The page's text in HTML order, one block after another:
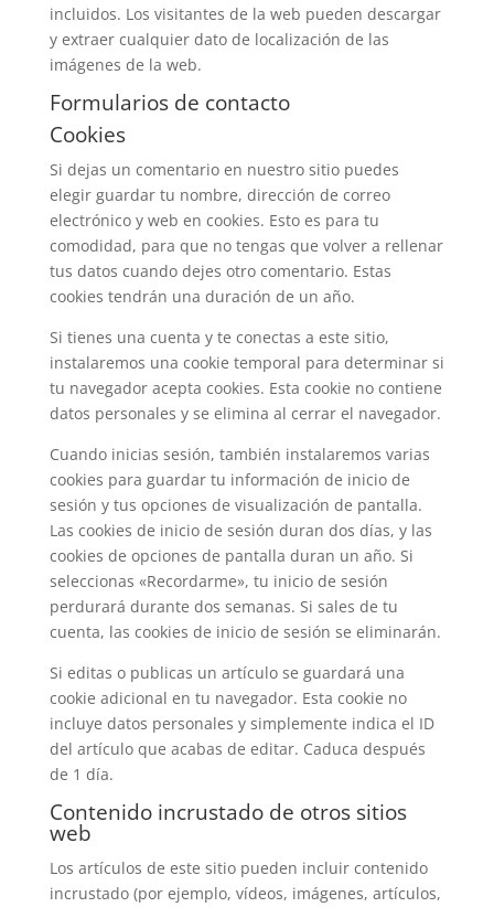
incluidos. Los visitantes de la web pueden descargar
y extraer cualquier dato de localización de las
imágenes de la web.
Formularios de contacto
Cookies
Si dejas un comentario en nuestro sitio puedes
elegir guardar tu nombre, dirección de correo
electrónico y web en cookies. Esto es para tu
comodidad, para que no tengas que volver a rellenar
tus datos cuando dejes otro comentario. Estas
cookies tendrán una duración de un año.
Si tienes una cuenta y te conectas a este sitio,
instalaremos una cookie temporal para determinar si
tu navegador acepta cookies. Esta cookie no contiene
datos personales y se elimina al cerrar el navegador.
Cuando inicias sesión, también instalaremos varias
cookies para guardar tu información de inicio de
sesión y tus opciones de visualización de pantalla.
Las cookies de inicio de sesión duran dos días, y las
cookies de opciones de pantalla duran un año. Si
seleccionas «Recordarme», tu inicio de sesión
perdurará durante dos semanas. Si sales de tu
cuenta, las cookies de inicio de sesión se eliminarán.
Si editas o publicas un artículo se guardará una
cookie adicional en tu navegador. Esta cookie no
incluye datos personales y simplemente indica el ID
del artículo que acabas de editar. Caduca después
de 1 día.
Contenido incrustado de otros sitios
web
Los artículos de este sitio pueden incluir contenido
incrustado (por ejemplo, vídeos, imágenes, artículos,